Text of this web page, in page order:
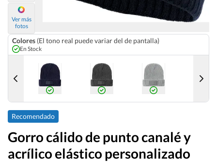
Ver más
fotos
Colores (El tono real puede variar del de pantalla)
En Stock
Recomendado
Gorro cálido de punto canalé y
acrílico elástico personalizado